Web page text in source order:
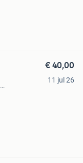
€ 40,00
11 jul 26